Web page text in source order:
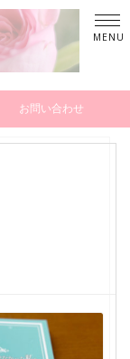
お問い合わせ